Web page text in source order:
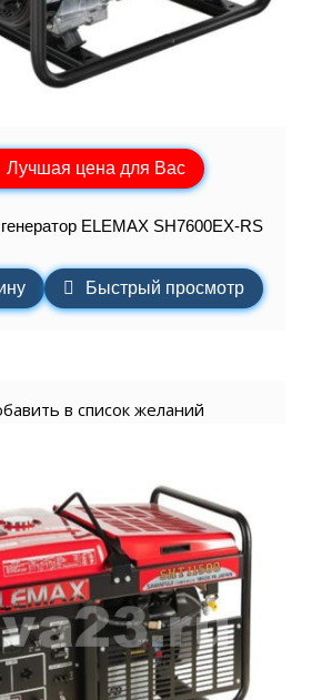
Лучшая цена для Вас
ELEMAХ SH7600EX-RS
Быстрый просмотр
в список желаний